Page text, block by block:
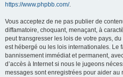
https://www.phpbb.com/.
Vous acceptez de ne pas publier de
diffamatoire, choquant, menaçant, à
peut transgresser les lois de votre pays,
est hébergé ou les lois internationales. Le
bannissement immédiat et permanent,
d’accès à Internet si nous le jugeons
messages sont enregistrées pour aider au